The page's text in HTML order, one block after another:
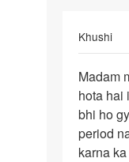
Khushi
Madam
meri
period
time
per
Madam
hota hai
bhi ho
period
karna